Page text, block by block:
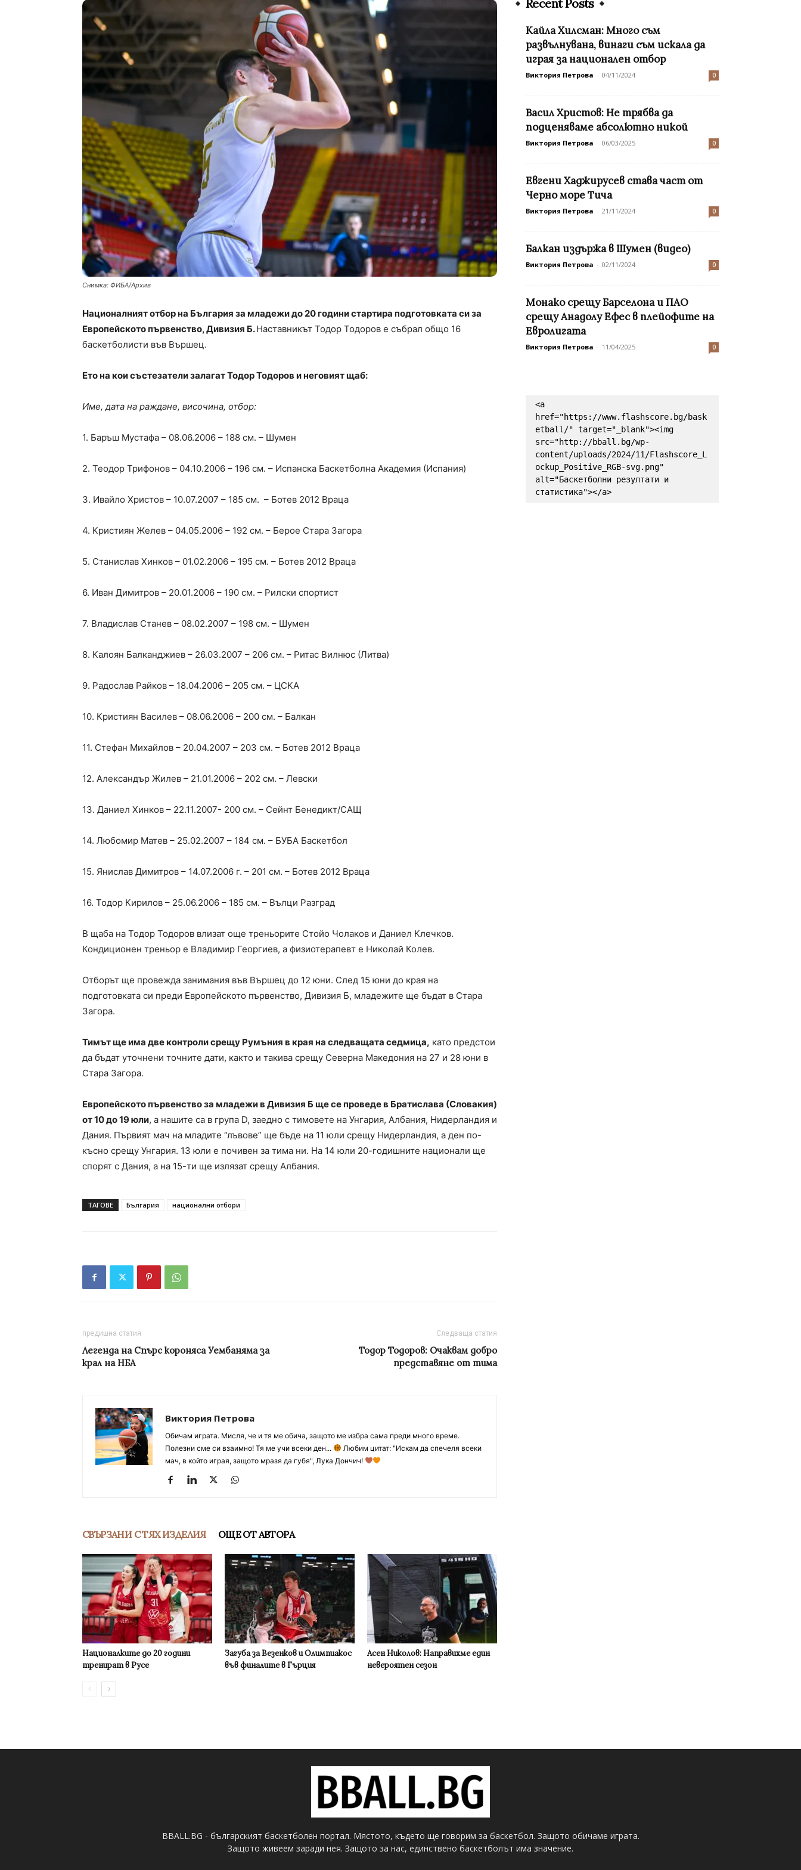
Снимка: ФИБА/Архив
Националният отбор на България за младежи до 20 години стартира подготовката си за
Европейското първенство, Дивизия Б.Наставникът Тодор Тодоров е събрал общо 16
баскетболисти във Вършец.
Ето на кои състезатели залагат Тодор Тодоров и неговият щаб:
Име, дата на раждане, височина, отбор:
1. Баръш Мустафа – 08.06.2006 – 188 см. – Шумен
2. Теодор Трифонов – 04.10.2006 – 196 см. – Испанска Баскетболна Академия (Испания)
3. Ивайло Христов – 10.07.2007 – 185 см. – Ботев 2012 Враца
4. Кристиян Желев – 04.05.2006 – 192 см. – Берое Стара Загора
5. Станислав Хинков – 01.02.2006 – 195 см. – Ботев 2012 Враца
6. Иван Димитров – 20.01.2006 – 190 см. – Рилски спортист
7. Владислав Станев – 08.02.2007 – 198 см. – Шумен
8. Калоян Балканджиев – 26.03.2007 – 206 см. – Ритас Вилнюс (Литва)
9. Радослав Райков – 18.04.2006 – 205 см. – ЦСКА
10. Кристиян Василев – 08.06.2006 – 200 см. – Балкан
11. Стефан Михайлов – 20.04.2007 – 203 см. – Ботев 2012 Враца
12. Александър Жилев – 21.01.2006 – 202 см. – Левски
13. Даниел Хинков – 22.11.2007- 200 см. – Сейнт Бенедикт/САЩ
14. Любомир Матев – 25.02.2007 – 184 см. – БУБА Баскетбол
15. Янислав Димитров – 14.07.2006 г. – 201 см. – Ботев 2012 Враца
16. Тодор Кирилов – 25.06.2006 – 185 см. – Вълци Разград
В щаба на Тодор Тодоров влизат още треньорите Стойо Чолаков и Даниел Клечков.
Кондиционен треньор е Владимир Георгиев, а физиотерапевт е Николай Колев.
Отборът ще провежда занимания във Вършец до 12 юни. След 15 юни до края на
подготовката си преди Европейското първенство, Дивизия Б, младежите ще бъдат в Стара
Загора.
Тимът ще има две контроли срещу Румъния в края на следващата седмица, като предстои
да бъдат уточнени точните дати, както и такива срещу Северна Македония на 27 и 28 юни в
Стара Загора.
Eвропейското първенство за младежи в Дивизия Б ще се проведе в Братислава (Словакия)
от 10 до 19 юли, а нашите са в група D, заедно с тимовете на Унгария, Албания, Нидерландия и
Дания. Първият мач на младите “лъвове” ще бъде на 11 юли срещу Нидерландия, а ден по-
късно срещу Унгария. 13 юли е почивен за тима ни. На 14 юли 20-годишните национали ще
спорят с Дания, а на 15-ти ще излязат срещу Албания.
ТАГОВЕ България национални отбори
предишна статия
Легенда на Спърс короняса Уембаняма за
крал на НБА
Следваща статия
Toдор Тодоров: Очаквам добро
представяне от тима
Виктория Петрова
Обичам играта. Мисля, че и тя ме обича, защото ме избра сама преди много време.
Полезни сме си взаимно! Тя ме учи всеки ден...
Любим цитат: "Искам да спечеля всеки
мач, в който играя, защото мразя да губя", Лука Дончич!
СВЪРЗАНИ С ТЯХ ИЗДЕЛИЯ ОЩЕ ОТ АВТОРА
Националките до 20 години
тренират в Русе
Загуба за Везенков и Олимпиакос
във финалите в Гърция
Асен Николов: Направихме един
невероятен сезон
Recent Posts
Кайла Хилсман: Много съм
развълнувана, винаги съм искала да
играя за национален отбор
Виктория Петрова - 04/11/2024 0
Васил Христов: Не трябва да
подценяваме абсолютно никой
Виктория Петрова - 06/03/2025 0
Евгени Хаджирусев става част от
Черно море Тича
Виктория Петрова - 21/11/2024 0
Балкан издържа в Шумен (видео)
Виктория Петрова - 02/11/2024 0
Монако срещу Барселона и ПАО
срещу Анадолу Ефес в плейофите на
Евролигата
Виктория Петрова - 11/04/2025 0
<a
href="https://www.flashscore.bg/bask
etball/" target="_blank"><img
src="http://bball.bg/wp-
content/uploads/2024/11/Flashscore_L
ockup_Positive_RGB-svg.png"
alt="Баскетболни резултати и
статистика"></a>
BBALL.BG - българският баскетболен портал. Мястото, където ще говорим за баскетбол. Защото обичаме играта.
Защото живеем заради нея. Защото за нас, единствено баскетболът има значение.